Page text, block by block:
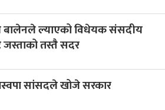
बालेनले ल्याएको विधेयक संसदीय
जस्ताको तस्तै सदर
सांसदले खोजे सरकार